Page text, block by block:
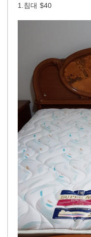
1.침대 $40